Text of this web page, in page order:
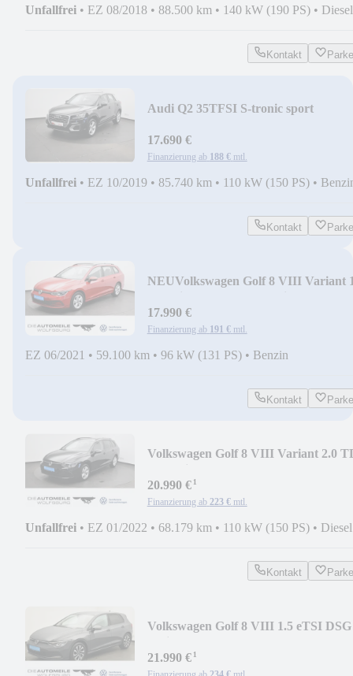
Unfallfrei • EZ 08/2018 • 88.500 km • 140 kW (190 PS) • Diesel
Kontakt
Audi Q2 35TFSI S-tronic sport
17.690 €
Finanzierung ab 188 € mtl.
Unfallfrei • EZ 10/2019 • 85.740 km • 110 kW (150 PS) •
Kontakt
NEUVolkswagen Golf 8 VIII Variant
17.990 €
Finanzierung ab 191 € mtl.
EZ 06/2021 • 59.100 km • 96 kW (131 PS) • Benzin
Kontakt
Volkswagen Golf 8 VIII Variant 2.0
20.990 €¹
Finanzierung ab 223 € mtl.
Unfallfrei • EZ 01/2022 • 68.179 km • 110 kW (150 PS) • Diesel
Kontakt
Volkswagen Golf 8 VIII 1.5 eTSI DSG
21.990 €¹